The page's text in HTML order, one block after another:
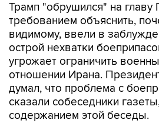
Трамп "обрушился" на главу
требованием объяснить,
видимому, ввели в
острой нехватки
угрожает ограничить
отношении Ирана.
думал, что проблема с
сказали собеседники
содержанием этой беседы.